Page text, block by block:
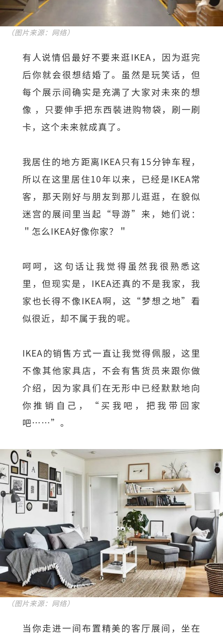
（图片来源：网络）
有人说情侣最好不要来逛IKEA，因为逛完
后你就会很想结婚了。虽然是玩笑话，但
每个展示间确实是充满了大家对未來的想
像 ，只要伸手把东西裝进购物袋，刷一刷
卡，这个未来就成真了。
我居住的地方距离IKEA只有15分钟车程，
所以在这里居住10年以来，已经是IKEA常
客，那天刚好与朋友到那儿逛逛，在貌似
迷宫的展间里当起“导游”来，她们说：
＂怎么IKEA好像你家？＂
呵呵，这句话让我觉得虽然我很熟悉这
里，但现实是，IKEA还真的不是我家，我
家也长得不像IKEA啊，这“梦想之地”看
似很近，却不属于我的呢。
IKEA的销售方式一直让我觉得佩服，这里
不像其他家具店，不会有售货员来跟你做
介绍，因为家具们在无形中已经默默地向
你推销自己，“买我吧，把我带回家
吧……”。
（图片来源：网络）
当你走进一间布置精美的客厅展间，坐在